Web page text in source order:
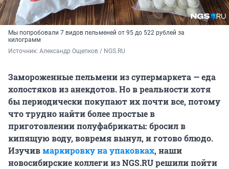
Мы попробовали 7 видов пельменей от 95 до 522 рублей за
килограмм
Источник: Александр Ощепков / NGS.RU
Замороженные пельмени из супермаркета — еда
холостяков из анекдотов. Но в реальности хотя
бы периодически покупают их почти все, потому
что трудно найти более простые в
приготовлении полуфабрикаты: бросил в
кипящую воду, вовремя вынул, и готово блюдо.
Изучивмаркировку на упаковках, наши
новосибирские коллеги из NGS.RU решили пойти